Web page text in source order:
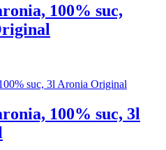
100% suc,
100% suc, 3l